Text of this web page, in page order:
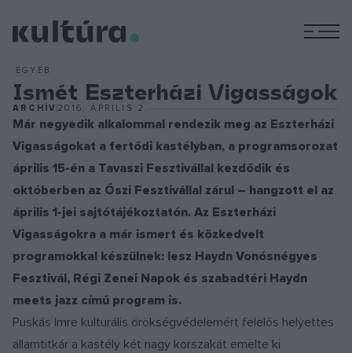
EGYÉB
Ismét Eszterházi Vigasságok
ARCHÍV2016. ÁPRILIS 2.
Már negyedik alkalommal rendezik meg az Eszterházi
Vigasságokat a fertődi kastélyban, a programsorozat
április 15-én a Tavaszi Fesztivállal kezdődik és
októberben az Őszi Fesztivállal zárul – hangzott el az
április 1-jei sajtótájékoztatón. Az Eszterházi
Vigasságokra a már ismert és közkedvelt
programokkal készülnek: lesz Haydn Vonósnégyes
Fesztivál, Régi Zenei Napok és szabadtéri Haydn
meets jazz című program is.
Puskás Imre kulturális örökségvédelemért felelős helyettes
államtitkár a kastély két nagy korszakát emelte ki